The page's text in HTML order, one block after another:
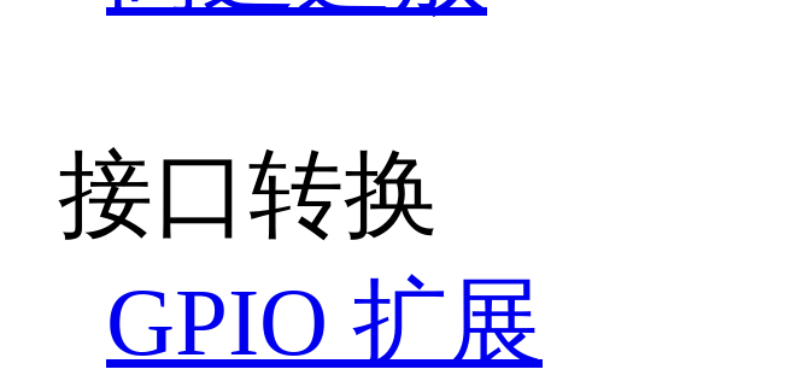
接口转换
GPIO 扩展